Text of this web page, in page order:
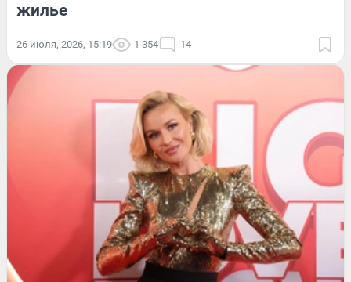
жилье
26 июля, 2026, 15:19 1 354 14